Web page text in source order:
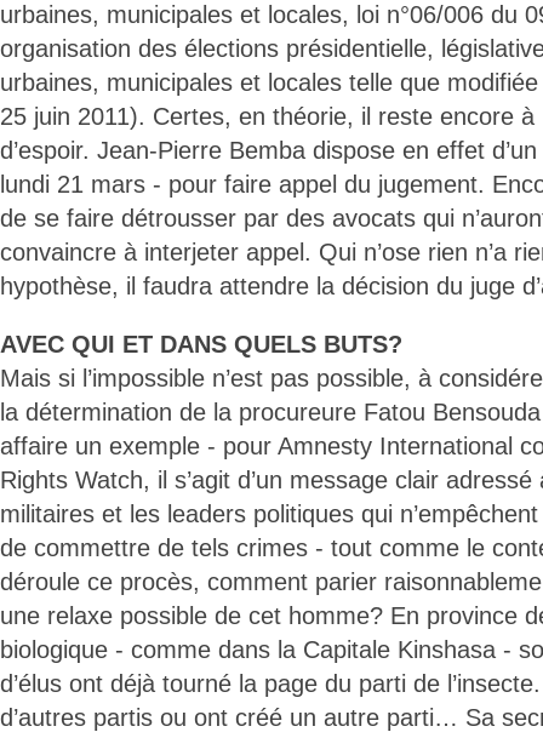
urbaines, municipales et locales, loi n°06/006 du
organisation des élections présidentielle,
urbaines, municipales et locales telle que
25 juin 2011). Certes, en théorie, il reste encore
d’espoir. Jean-Pierre Bemba dispose en effet
lundi 21 mars - pour faire appel du jugement.
de se faire détrousser par des avocats qui
convaincre à interjeter appel. Qui n’ose rien n’a
hypothèse, il faudra attendre la décision du juge
AVEC QUI ET DANS QUELS BUTS?
Mais si l’impossible n’est pas possible, à
la détermination de la procureure Fatou
affaire un exemple - pour Amnesty International
Rights Watch, il s’agit d’un message clair
militaires et les leaders politiques qui
de commettre de tels crimes - tout comme le
déroule ce procès, comment parier
une relaxe possible de cet homme? En province
biologique - comme dans la Capitale Kinshasa -
d’élus ont déjà tourné la page du parti de
d’autres partis ou ont créé un autre parti… Sa